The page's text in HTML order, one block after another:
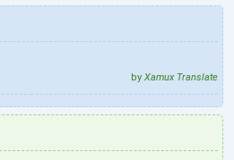
by Xamux Translate